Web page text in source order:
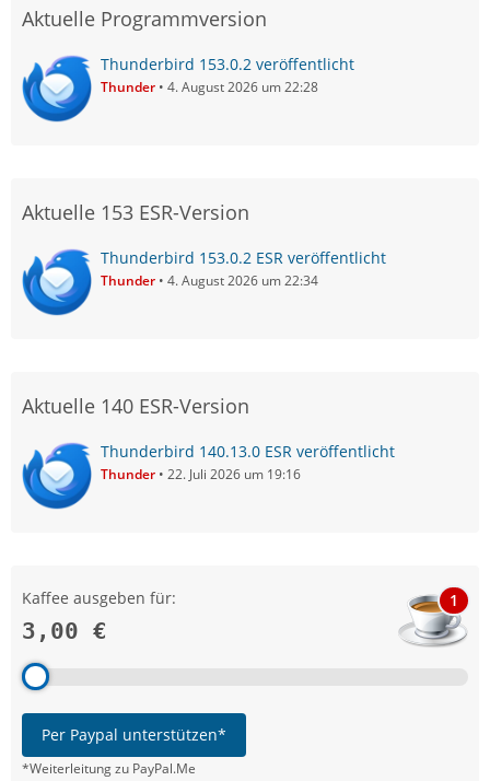
Aktuelle Programmversion
Thunderbird 153.0.2 veröffentlicht
Thunder 4. August 2026 um 22:28
Aktuelle 153 ESR-Version
Thunderbird 153.0.2 ESR veröffentlicht
Thunder 4. August 2026 um 22:34
Aktuelle 140 ESR-Version
Thunderbird 140.13.0 ESR veröffentlicht
Thunder 22. Juli 2026 um 19:16
Kaffee ausgeben für:
3,00 €
1
Per Paypal unterstützen*
*Weiterleitung zu PayPal.Me